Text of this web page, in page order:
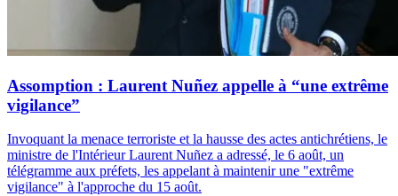
Assomption : Laurent Nuñez appelle à “une extrême
vigilance”
Invoquant la menace terroriste et la hausse des actes antichrétiens, le
ministre de l'Intérieur Laurent Nuñez a adressé, le 6 août, un
télégramme aux préfets, les appelant à maintenir une "extrême
vigilance" à l'approche du 15 août.